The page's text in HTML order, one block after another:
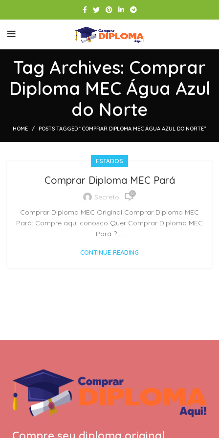
Tag Archives: Comprar
Diploma MEC Água Azul
do Norte
HOME POSTS TAGGED "COMPRAR DIPLOMA MEC ÁGUA AZUL DO NORTE"
ESTADOS
Comprar Diploma MEC Pará
Secreto 0
Comprar Diploma MEC Original Comprar Diploma MEC
Pará: Compre aqui conosco Quer Comprar Diploma MEC
Pará ? ...
CONTINUE READING